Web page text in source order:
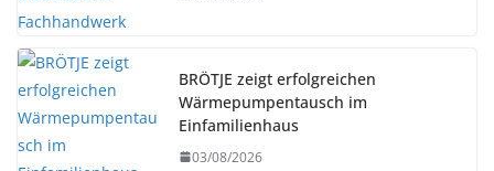
BRÖTJE zeigt erfolgreichen
Wärmepumpentausch im
Einfamilienhaus
03/08/2026